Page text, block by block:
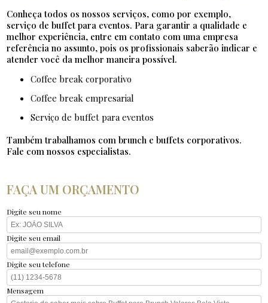
Conheça todos os nossos serviços, como por exemplo,
serviço de buffet para eventos. Para garantir a qualidade e
melhor experiência, entre em contato com uma empresa
referência no assunto, pois os profissionais saberão indicar e
atender você da melhor maneira possível.
coffee break corporativo
coffee break empresarial
serviço de buffet para eventos
Também trabalhamos com brunch e buffets corporativos.
Fale com nossos especialistas.
FAÇA UM ORÇAMENTO
Digite seu nome
Digite seu email
Digite seu telefone
Mensagem